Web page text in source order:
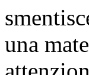
una